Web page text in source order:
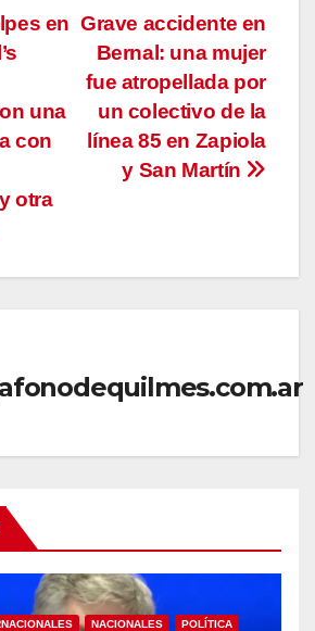
Grave accidente en
Bernal: una mujer
fue atropellada por
un colectivo de la
línea 85 en Zapiola
y San Martín
en
una
con
otra
NACIONALES POLÍTICA